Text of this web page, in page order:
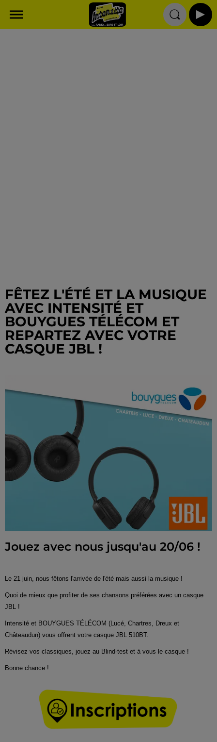
FÊTEZ L'ÉTÉ ET LA MUSIQUE
AVEC INTENSITÉ ET
BOUYGUES TÉLÉCOM ET
REPARTEZ AVEC VOTRE
CASQUE JBL !
Jouez avec nous jusqu'au 20/06 !
Le 21 juin, nous fêtons l'arrivée de l'été mais aussi la musique !
Quoi de mieux que profiter de ses chansons préférées avec un casque
JBL !
Intensité et BOUYGUES TÉLÉCOM (Lucé, Chartres, Dreux et
Châteaudun) vous offrent votre casque JBL 510BT.
Révisez vos classiques, jouez au Blind-test et à vous le casque !
Bonne chance !